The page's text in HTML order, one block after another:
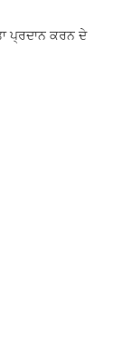
ਪ੍ਰਦਾਨ ਕਰਨ ਦੇ